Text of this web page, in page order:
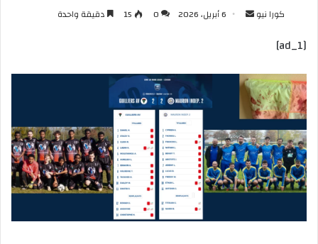
كورا نيو
أرسل 6 أبريل، 2026 0
15 دقيقة واحدة
[ad_1]